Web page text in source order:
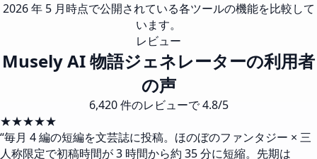
2026 年 5 月時点で公開されている各ツールの機能を比較して
います。
レビュー
Musely AI 物語ジェネレーターの利用者
の声
6,420 件のレビューで 4.8/5
★★★★★
“毎月 4 編の短編を文芸誌に投稿。ほのぼのファンタジー × 三
人称限定で初稿時間が 3 時間から約 35 分に短縮。先期は